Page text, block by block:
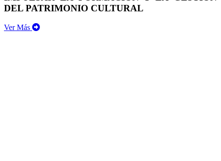
DEL PATRIMONIO CULTURAL
Ver Más